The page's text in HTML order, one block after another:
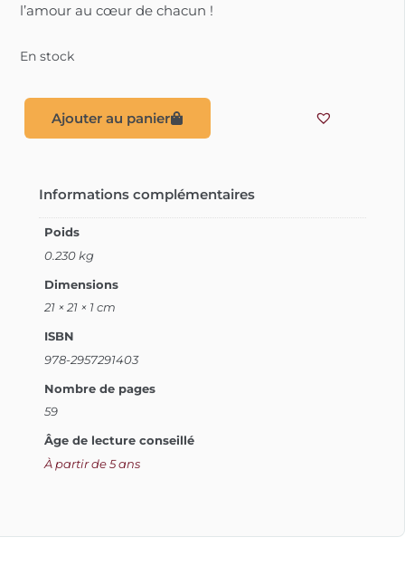
l’amour au cœur de chacun !
En stock
Ajouter au panier
Informations complémentaires
Poids
0.230 kg
Dimensions
21 × 21 × 1 cm
ISBN
978-2957291403
Nombre de pages
59
Âge de lecture conseillé
À partir de 5 ans